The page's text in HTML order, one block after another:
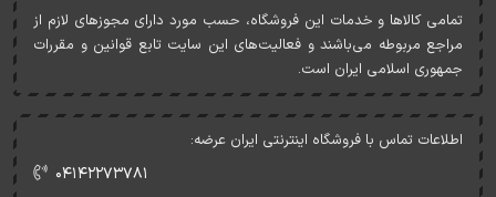
تمامی کالاها و خدمات اين فروشگاه، حسب مورد دارای مجوزهای لازم از
مراجع مربوطه می‌باشند و فعاليت‌های اين سايت تابع قوانين و مقررات
جمهوری اسلامی ايران است.
اطلاعات تماس با فروشگاه اینترنتی ایران عرضه:
۰۴۱۴۲۲۷۳۷۸۱